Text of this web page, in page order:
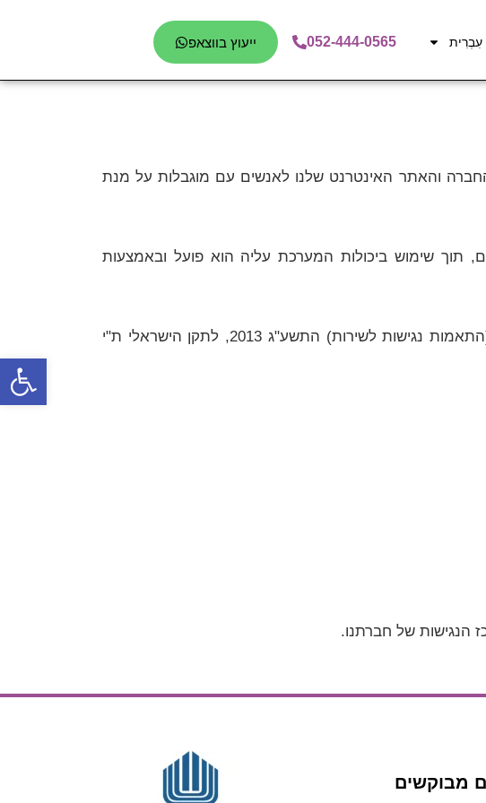
עִבְרִית 052-444-0565 ייעוץ בווצאפ
החברה והאתר האינטרנט שלנו לאנשים עם מוגבלות על מנת
תוך שימוש ביכולות המערכת עליה הוא פועל ובאמצעות
בתקנות שוויון זכויות לאנשים עם מוגבלות (התאמות נגישות לשירות) התשע"ג 2013, לתקן הישראלי ת"י
הנגישות של חברתנו.
מבוקשים
פתח